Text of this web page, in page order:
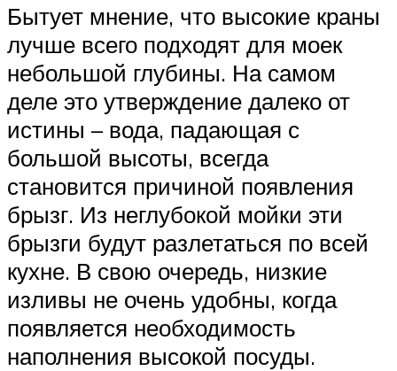
Бытует мнение, что высокие краны
лучше всего подходят для моек
небольшой глубины. На самом
деле это утверждение далеко от
истины – вода, падающая с
большой высоты, всегда
становится причиной появления
брызг. Из неглубокой мойки эти
брызги будут разлетаться по всей
кухне. В свою очередь, низкие
изливы не очень удобны, когда
появляется необходимость
наполнения высокой посуды.